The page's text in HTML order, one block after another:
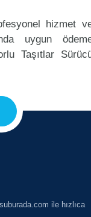
hizmet
uygun
Taşıtlar
ile hızlıca